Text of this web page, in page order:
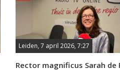
Leiden, 7 april 2026, 7:27
Rector magnificus Sarah de